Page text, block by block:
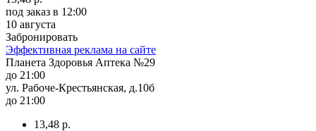
под заказ в 12:00
10 августа
Забронировать
Эффективная реклама на сайте
Планета Здоровья Аптека №29
до 21:00
ул. Рабоче-Крестьянская, д.10б
до 21:00
13,48 р.